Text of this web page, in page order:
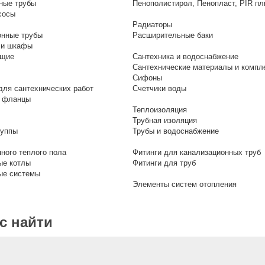
трубы
трубы
и шкафы
сантехнических работ
фланцы
теплого пола
котлы
системы
Пенополистирол, Пенопласт, PIR
Радиаторы
Расширительные баки
Сантехника и водоснабжение
Сантехнические материалы и
Сифоны
Счетчики воды
Теплоизоляция
Трубная изоляция
Трубы и водоснабжение
Фитинги для канализационных труб
Фитинги для труб
Элементы систем отопления
найти